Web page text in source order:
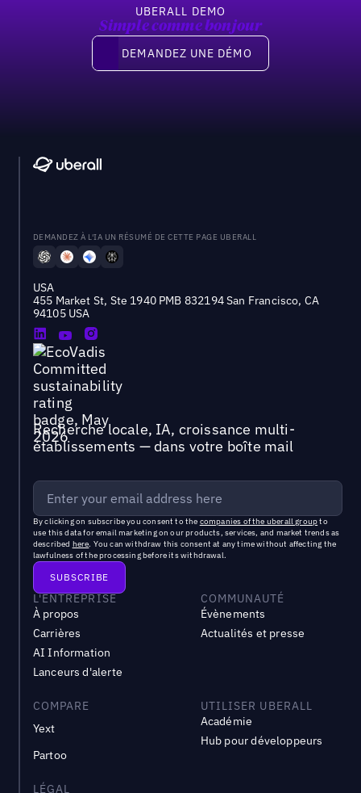
UBERALL DEMO
Simple comme bonjour
Demandez une démo
DEMANDEZ UNE DÉMO
DEMANDEZ À L'IA UN RÉSUMÉ DE CETTE PAGE UBERALL
USA
455 Market St, Ste 1940 PMB 832194 San Francisco, CA
94105 USA
Recherche locale, IA, croissance multi-
établissements — dans votre boîte mail
By clicking on subscribe you consent to the companies of the uberall groupto
use this data for email marketing on our products, services, and market trends as
described here. You can withdraw this consent at any time without affecting the
lawfulness of the processing before its withdrawal.
L'ENTREPRISE
À propos
Carrières
AI Information
Lanceurs d'alerte
COMMUNAUTÉ
Évènements
Actualités et presse
COMPARE
Yext
Partoo
UTILISER UBERALL
Académie
Hub pour développeurs
LÉGAL